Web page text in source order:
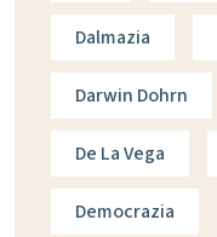
Dalmazia
Darwin Dohrn
De La Vega
Democrazia